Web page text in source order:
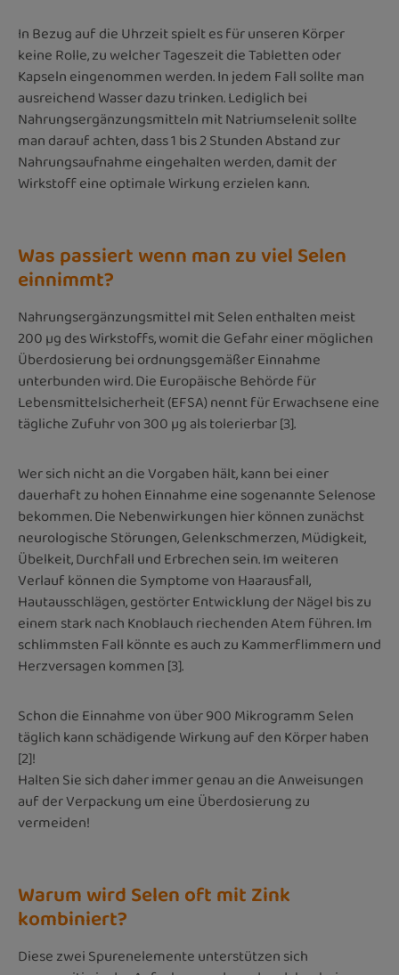
In Bezug auf die Uhrzeit spielt es für unseren Körper
keine Rolle, zu welcher Tageszeit die Tabletten oder
Kapseln eingenommen werden. In jedem Fall sollte man
ausreichend Wasser dazu trinken. Lediglich bei
Nahrungsergänzungsmitteln mit Natriumselenit sollte
man darauf achten, dass 1 bis 2 Stunden Abstand zur
Nahrungsaufnahme eingehalten werden, damit der
Wirkstoff eine optimale Wirkung erzielen kann.
Was passiert wenn man zu viel Selen
einnimmt?
Nahrungsergänzungsmittel mit Selen enthalten meist
200 µg des Wirkstoffs, womit die Gefahr einer möglichen
Überdosierung bei ordnungsgemäßer Einnahme
unterbunden wird. Die Europäische Behörde für
Lebensmittelsicherheit (EFSA) nennt für Erwachsene eine
tägliche Zufuhr von 300 µg als tolerierbar [3].
Wer sich nicht an die Vorgaben hält, kann bei einer
dauerhaft zu hohen Einnahme eine sogenannte Selenose
bekommen. Die Nebenwirkungen hier können zunächst
neurologische Störungen, Gelenkschmerzen, Müdigkeit,
Übelkeit, Durchfall und Erbrechen sein. Im weiteren
Verlauf können die Symptome von Haarausfall,
Hautausschlägen, gestörter Entwicklung der Nägel bis zu
einem stark nach Knoblauch riechenden Atem führen. Im
schlimmsten Fall könnte es auch zu Kammerflimmern und
Herzversagen kommen [3].
Schon die Einnahme von über 900 Mikrogramm Selen
täglich kann schädigende Wirkung auf den Körper haben
[2]!
Halten Sie sich daher immer genau an die Anweisungen
auf der Verpackung um eine Überdosierung zu
vermeiden!
Warum wird Selen oft mit Zink
kombiniert?
Diese zwei Spurenelemente unterstützen sich